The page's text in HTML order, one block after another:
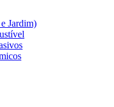
Jardim)